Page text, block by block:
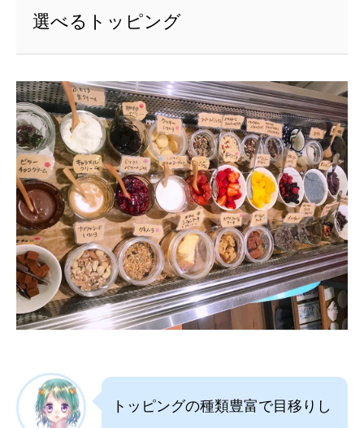
選べるトッピング
トッピングの種類豊富で目移りし